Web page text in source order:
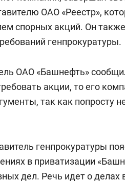
ОАО «Реестр»,
спорных акций. Он
генпрокуратуры.
ОАО «Башнефть»
акции, то его
так как попросту
генпрокуратуры
в приватизации
дел. Речь идет о